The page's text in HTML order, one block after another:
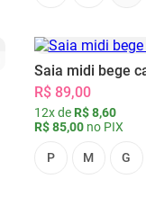
Saia midi bege
R$ 89,00
12x de R$ 8,60
R$ 85,00no PIX
P M G